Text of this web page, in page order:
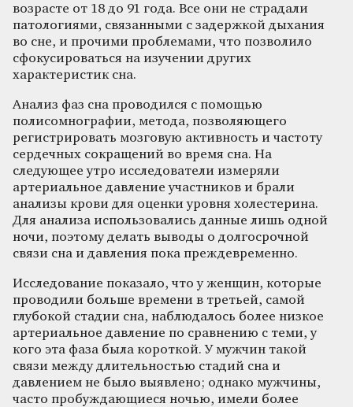
возрасте от 18 до 91 года. Все они не страдали
патологиями, связанными с задержкой дыхания
во сне, и прочими проблемами, что позволило
сфокусироваться на изучении других
характеристик сна.
Анализ фаз сна проводился с помощью
полисомнографии, метода, позволяющего
регистрировать мозговую активность и частоту
сердечных сокращений во время сна. На
следующее утро исследователи измеряли
артериальное давление участников и брали
анализы крови для оценки уровня холестерина.
Для анализа использовались данные лишь одной
ночи, поэтому делать выводы о долгосрочной
связи сна и давления пока преждевременно.
Исследование показало, что у женщин, которые
проводили больше времени в третьей, самой
глубокой стадии сна, наблюдалось более низкое
артериальное давление по сравнению с теми, у
кого эта фаза была короткой. У мужчин такой
связи между длительностью стадий сна и
давлением не было выявлено; однако мужчины,
часто пробуждающиеся ночью, имели более